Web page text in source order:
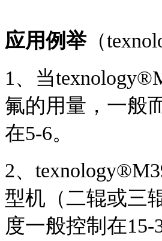
应用例举（
1、 当
氟的用量，一般
在5-6。
2、
型机（二辊或三
度一般控制在